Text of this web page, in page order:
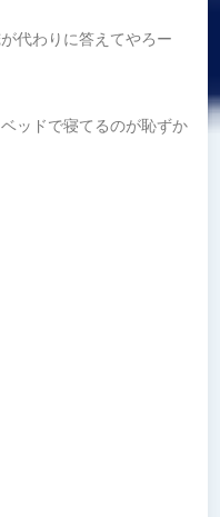
代わりに答えてやろー
ッドで寝てるのが恥ずか